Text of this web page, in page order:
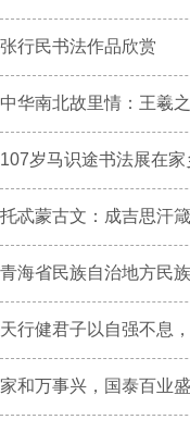
张行民书法作品欣赏
中华南北故里情：王羲
107岁马识途书法展在家
托忒蒙古文：成吉思汗
青海省民族自治地方民
天行健君子以自强不息
家和万事兴，国泰百业盛